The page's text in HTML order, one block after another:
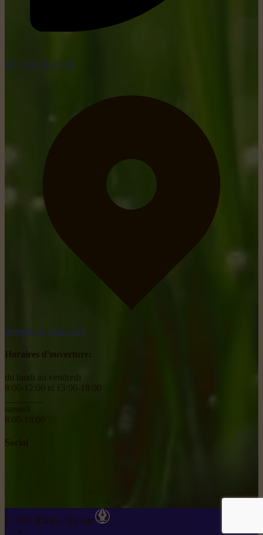
tel: +352 26 15 26
obtenir un itinéraire
Horaires d'ouverture:
du lundi au vendredi
8:00-12:00 et 13:00-18:00
samedi
8:00-18:00
Social
© 2026 Rikiki | Site par